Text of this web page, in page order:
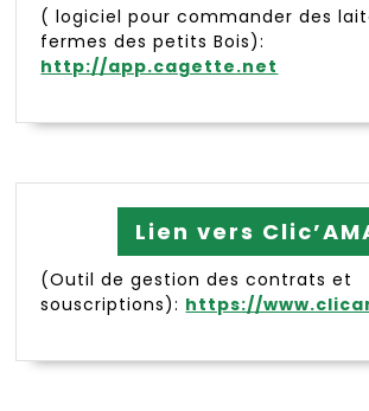
( logiciel pour commander des
fermes des petits Bois):
http://app.cagette.net
Lien vers
(Outil de gestion des contrats et
souscriptions): https://